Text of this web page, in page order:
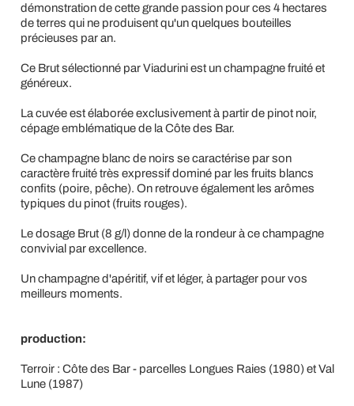
démonstration de cette grande passion pour ces 4 hectares
de terres qui ne produisent qu'un quelques bouteilles
précieuses par an.
Ce Brut sélectionné par Viadurini est un champagne fruité et
généreux.
La cuvée est élaborée exclusivement à partir de pinot noir,
cépage emblématique de la Côte des Bar.
Ce champagne blanc de noirs se caractérise par son
caractère fruité très expressif dominé par les fruits blancs
confits (poire, pêche). On retrouve également les arômes
typiques du pinot (fruits rouges).
Le dosage Brut (8 g/l) donne de la rondeur à ce champagne
convivial par excellence.
Un champagne d'apéritif, vif et léger, à partager pour vos
meilleurs moments.
production:
Terroir : Côte des Bar - parcelles Longues Raies (1980) et Val
Lune (1987)